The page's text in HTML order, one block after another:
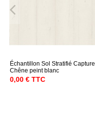
Échantillon Sol Stratifié Capture
Chêne peint blanc
0,00 € TTC